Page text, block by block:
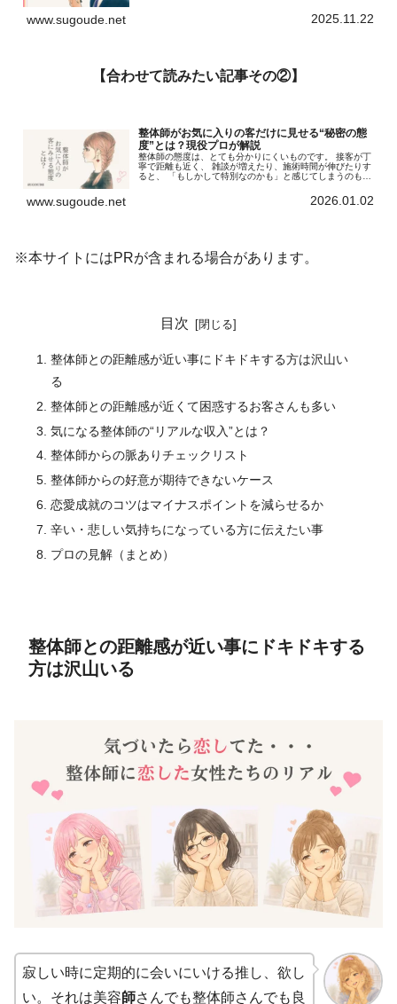
たいという思いでこの業界に入ってきた“真面目で誠実な整
www.sugoude.net 2025.11.22
【合わせて読みたい記事その②】
整体師がお気に入りの客だけに見せる“秘密の態
度”とは？現役プロが解説
整体師の態度は、とても分かりにくいものです。 接客が丁
寧で距離も近く、 雑談が増えたり、施術時間が伸びたりす
ると、 「もしかして特別なのかも」と感じてしまうのも無
は、 好意が含まれているケースも確かにあります。 ただ
同時に、 仕事としての誠実さや、相性の良さがそう見えて
www.sugoude.net 2026.01.02
※本サイトにはPRが含まれる場合があります。
目次
整体師との距離感が近い事にドキドキする方は沢山い
る
整体師との距離感が近くて困惑するお客さんも多い
気になる整体師の“リアルな収入”とは？
整体師からの脈ありチェックリスト
整体師からの好意が期待できないケース
恋愛成就のコツはマイナスポイントを減らせるか
辛い・悲しい気持ちになっている方に伝えたい事
プロの見解（まとめ）
整体師との距離感が近い事にドキドキする
方は沢山いる
寂しい時に定期的に会いにいける推し、欲し
い。それは美容師さんでも整体師さんでも良